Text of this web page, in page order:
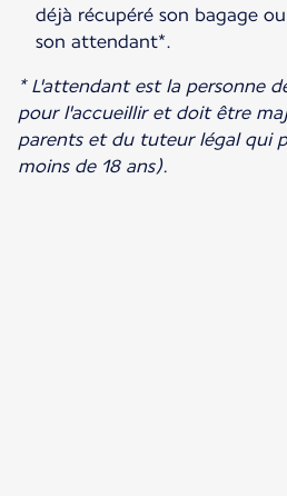
déjà récupéré son bagage
son attendant*.
* L'attendant est la personne
pour l'accueillir et doit être
parents et du tuteur légal qui
moins de 18 ans).